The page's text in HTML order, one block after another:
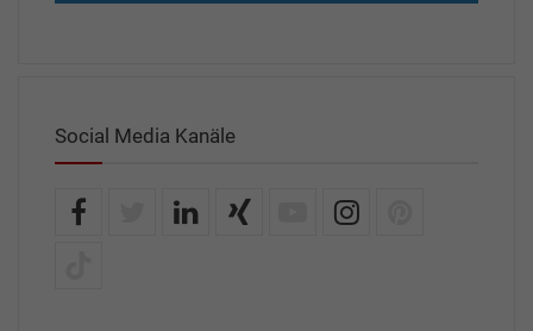
Social Media Kanäle